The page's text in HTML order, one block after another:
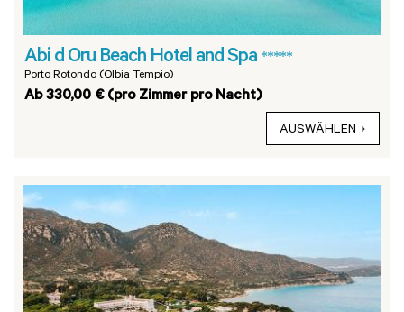
Abi d Oru Beach Hotel and Spa *****
Porto Rotondo (Olbia Tempio)
Ab 330,00 € (pro Zimmer pro Nacht)
AUSWÄHLEN